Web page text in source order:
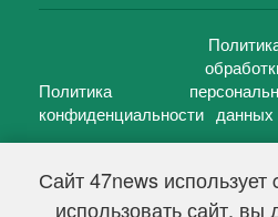
Сайт 47news
использовать сайт, вы
Политика
конфиденциальности данных